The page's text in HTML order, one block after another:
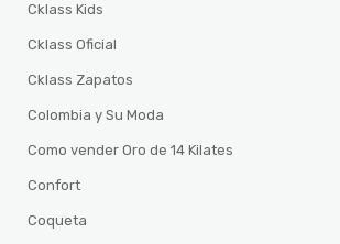
Cklass Kids
Cklass Oficial
Cklass Zapatos
Colombia y Su Moda
Como vender Oro de 14 Kilates
Confort
Coqueta